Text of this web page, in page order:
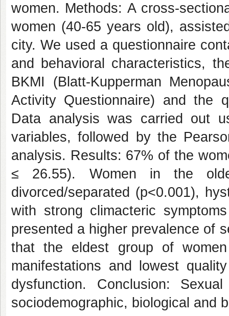
women. Methods: A cross-
women (40-65 years old),
city. We used a questionnaire
and behavioral characteristics,
BKMI (Blatt-Kupperman
Activity Questionnaire) and the
Data analysis was carried out
variables, followed by the
analysis. Results: 67% of the
≤ 26.55). Women in the
divorced/separated (p<0.001),
with strong climacteric
presented a higher prevalence of
that the eldest group of
manifestations and lowest
dysfunction. Conclusion:
sociodemographic, biological and